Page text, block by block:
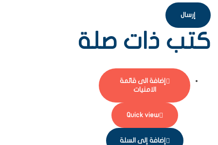
كتب ذات صلة
إضافة الى قائمة
الامنيات
Quick view
إضافة إلى السلة